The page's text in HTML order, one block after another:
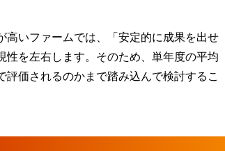
高いファームでは、「安定的に成果を出せ
性を左右します。そのため、単年度の平均
価されるのかまで踏み込んで検討するこ